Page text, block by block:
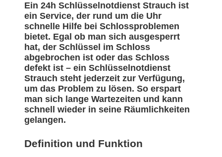
Ein 24h Schlüsselnotdienst Strauch ist
ein Service, der rund um die Uhr
schnelle Hilfe bei Schlossproblemen
bietet. Egal ob man sich ausgesperrt
hat, der Schlüssel im Schloss
abgebrochen ist oder das Schloss
defekt ist – ein Schlüsselnotdienst
Strauch steht jederzeit zur Verfügung,
um das Problem zu lösen. So erspart
man sich lange Wartezeiten und kann
schnell wieder in seine Räumlichkeiten
gelangen.
Definition und Funktion